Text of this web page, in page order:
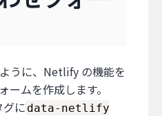
うに、Netlify の機能を
ームを作成します。
グに data-netlify